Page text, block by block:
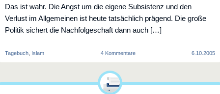
Das ist wahr. Die Angst um die eigene Subsistenz und den
Verlust im Allgemeinen ist heute tatsächlich prägend. Die große
Politik sichert die Nachfolgeschaft dann auch […]
Tagebuch Islam 4 Kommentarezu
Fasten
6.10.2005